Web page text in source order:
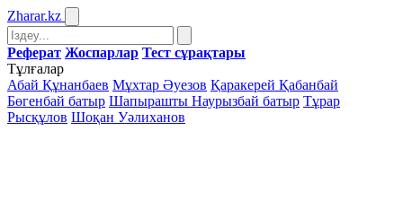
Zharar.kz
Реферат Жоспарлар Тест сұрақтары
Тұлғалар
Абай Құнанбаев Мұхтар Әуезов Қаракерей Қабанбай
Бөгенбай батыр Шапырашты Наурызбай батыр Тұрар
Рысқұлов Шоқан Уәлиханов